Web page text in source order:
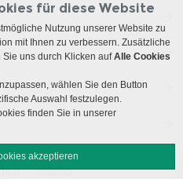
Sitemap
für diese Website
Nutzung unserer Website zu
mit Ihnen zu verbessern. Zusätzliche
uns durch Klicken aufAlle Cookies
wählen Sie den Button
Auswahl festzulegen.
finden Sie in unserer
akzeptieren